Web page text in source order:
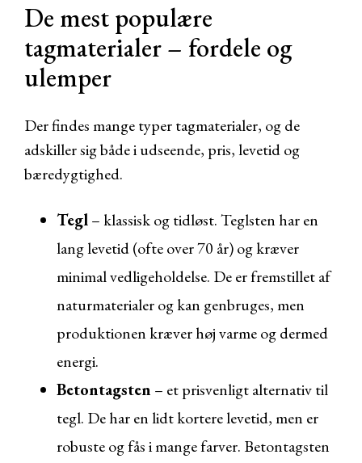
De mest populære
tagmaterialer – fordele og
ulemper
Der findes mange typer tagmaterialer, og de
adskiller sig både i udseende, pris, levetid og
bæredygtighed.
Tegl– klassisk og tidløst. Teglsten har en
lang levetid (ofte over 70 år) og kræver
minimal vedligeholdelse. De er fremstillet af
naturmaterialer og kan genbruges, men
produktionen kræver høj varme og dermed
energi.
Betontagsten – et prisvenligt alternativ til
tegl. De har en lidt kortere levetid, men er
robuste og fås i mange farver. Betontagsten